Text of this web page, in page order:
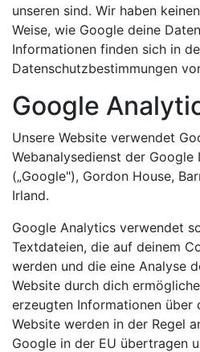
unseren sind. Wir haben
Weise, wie Google deine
Informationen finden sich in
Datenschutzbestimmungen
Google
Unsere Website verwendet
Webanalysedienst der Google
(„Google"), Gordon House,
Irland.
Google Analytics verwendet
Textdateien, die auf deinem
werden und die eine Analyse
Website durch dich
erzeugten Informationen über
Website werden in der Regel
Google in der EU übertragen